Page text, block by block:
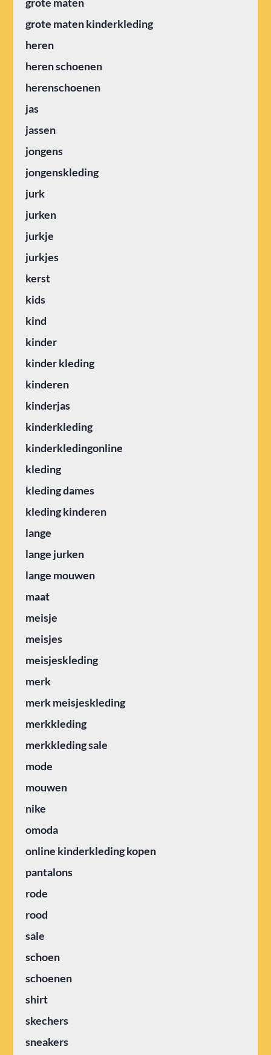
grote maten kinderkleding
heren
heren schoenen
herenschoenen
jas
jassen
jongens
jongenskleding
jurk
jurken
jurkje
jurkjes
kerst
kids
kind
kinder
kinder kleding
kinderen
kinderjas
kinderkleding
kinderkledingonline
kleding
kleding dames
kleding kinderen
lange
lange jurken
lange mouwen
maat
meisje
meisjes
meisjeskleding
merk
merk meisjeskleding
merkkleding
merkkleding sale
mode
mouwen
nike
omoda
online kinderkleding kopen
pantalons
rode
rood
sale
schoen
schoenen
shirt
skechers
sneakers